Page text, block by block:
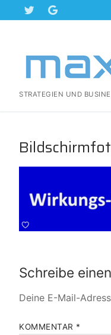
Inhalt
STRATEGIEN UND
Schreibe
Deine E-Mail-
KOMMENTAR *